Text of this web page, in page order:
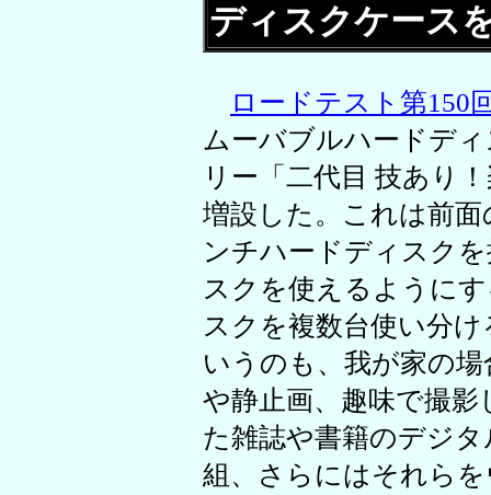
ディスクケース
ロードテスト第150
ムーバブルハードデ
リー「二代目 技あり
増設した。これは前
ンチハードディスク
スクを使えるように
スクを複数台使い分
いうのも、我が家の
や静止画、趣味で撮
た雑誌や書籍のデジ
組、さらにはそれら